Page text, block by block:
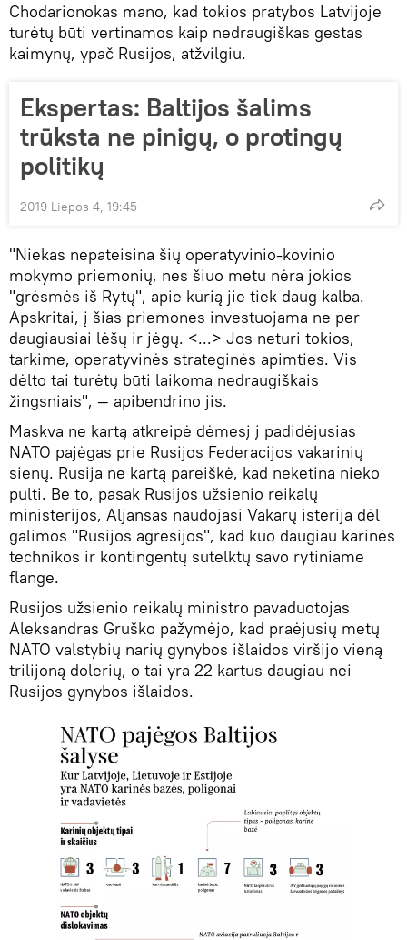
Chodarionokas mano, kad tokios pratybos Latvijoje
turėtų būti vertinamos kaip nedraugiškas gestas
kaimynų, ypač Rusijos, atžvilgiu.
Ekspertas: Baltijos šalims
trūksta ne pinigų, o protingų
politikų
2019 Liepos 4, 19:45
"Niekas nepateisina šių operatyvinio-kovinio
mokymo priemonių, nes šiuo metu nėra jokios
"grėsmės iš Rytų", apie kurią jie tiek daug kalba.
Apskritai, į šias priemones investuojama ne per
daugiausiai lėšų ir jėgų. <...> Jos neturi tokios,
tarkime, operatyvinės strateginės apimties. Vis
dėlto tai turėtų būti laikoma nedraugiškais
žingsniais", — apibendrino jis.
Maskva ne kartą atkreipė dėmesį į padidėjusias
NATO pajėgas prie Rusijos Federacijos vakarinių
sienų. Rusija ne kartą pareiškė, kad neketina nieko
pulti. Be to, pasak Rusijos užsienio reikalų
ministerijos, Aljansas naudojasi Vakarų isterija dėl
galimos "Rusijos agresijos", kad kuo daugiau karinės
technikos ir kontingentų sutelktų savo rytiniame
flange.
Rusijos užsienio reikalų ministro pavaduotojas
Aleksandras Gruško pažymėjo, kad praėjusių metų
NATO valstybių narių gynybos išlaidos viršijo vieną
trilijoną dolerių, o tai yra 22 kartus daugiau nei
Rusijos gynybos išlaidos.